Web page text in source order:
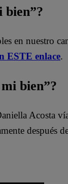
bien”?
en nuestro
ESTE enlace.
bien”?
Acosta
después